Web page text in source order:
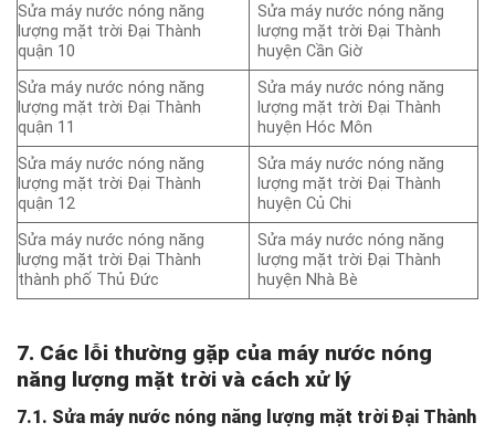
Sửa máy nước nóng năng
lượng mặt trời Đại Thành
quận 10
Sửa máy nước nóng năng
lượng mặt trời Đại Thành
huyện Cần Giờ
Sửa máy nước nóng năng
lượng mặt trời Đại Thành
quận 11
Sửa máy nước nóng năng
lượng mặt trời Đại Thành
huyện Hóc Môn
Sửa máy nước nóng năng
lượng mặt trời Đại Thành
quận 12
Sửa máy nước nóng năng
lượng mặt trời Đại Thành
huyện Củ Chi
Sửa máy nước nóng năng
lượng mặt trời Đại Thành
thành phố Thủ Đức
Sửa máy nước nóng năng
lượng mặt trời Đại Thành
huyện Nhà Bè
7. Các lỗi thường gặp của máy nước nóng
năng lượng mặt trời và cách xử lý
7.1. Sửa máy nước nóng năng lượng mặt trời Đại Thành